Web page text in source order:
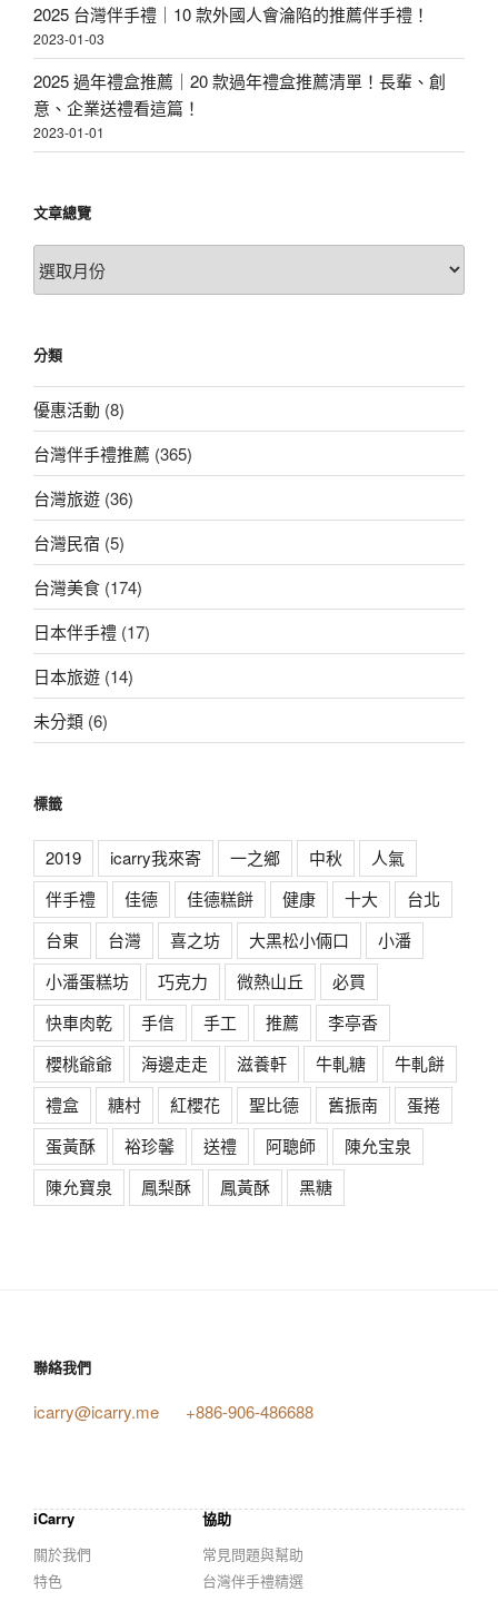
2025 台灣伴手禮｜10 款外國人會淪陷的推薦伴手禮！
2023-01-03
2025 過年禮盒推薦｜20 款過年禮盒推薦清單！長輩、創
意、企業送禮看這篇！
2023-01-01
文章總覽
文
章
分類
優惠活動 (8)
台灣伴手禮推薦 (365)
台灣旅遊 (36)
台灣民宿 (5)
台灣美食 (174)
日本伴手禮 (17)
日本旅遊 (14)
未分類 (6)
標籤
2019 icarry我來寄 一之鄉 中秋
人氣
伴手禮
佳德 佳德糕餅 健康 十大
台北
台東
台灣 喜之坊 大黑松小倆口
小潘
小潘蛋糕坊
巧克力 微熱山丘
必買
快車肉乾
手信 手工 推薦
李亭香
櫻桃爺爺
海邊走走 滋養軒 牛軋糖
牛軋餅
禮盒
糖村 紅櫻花 聖比德 舊振南
蛋捲
蛋黃酥
裕珍馨 送禮 阿聰師
陳允宝泉
陳允寶泉
鳳梨酥 鳳黃酥 黑糖
聯絡我們
icarry@icarry.me +886-906-486688
iCarry
關於我們
特色
協助
常見問題與幫助
台灣伴手禮精選